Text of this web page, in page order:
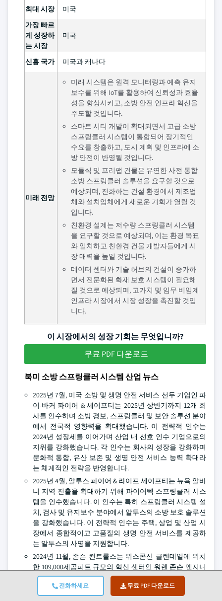
전화하세요 무료 PDF 다운로드
최대 시장
미국
가장 빠르
게 성장하
는 시장
미국
신흥 국가 미국과 캐나다
미래 전망
미래 시스템은 원격 모니터링과 예측 유지
보수를 위해 IoT를 활용하여 신뢰성과 효율
성을 향상시키고, 소방 안전 인프라 혁신을
주도할 것입니다.
스마트 시티 개발이 확대되면서 고급 소방
스프링클러 시스템이 통합되어 장기적인
수요를 창출하고, 도시 계획 및 인프라에 소
방 안전이 반영될 것입니다.
모듈식 및 프리팹 건물은 유연한 사전 통합
소방 스프링클러 솔루션을 요구할 것으로
예상되며, 진화하는 건설 환경에서 제조업
체와 설치업체에게 새로운 기회가 열릴 것
입니다.
친환경 설계는 저수량 스프링클러 시스템
을 요구할 것으로 예상되며, 이는 환경 목표
와 일치하고 친환경 건물 개발자들에게 시
장 매력을 높일 것입니다.
데이터 센터와 기술 허브의 건설이 증가하
면서 전문화된 화재 보호 시스템이 필요해
질 것으로 예상되며, 고가치 및 임무 비임계
인프라 시장에서 시장 성장을 촉진할 것입
니다.
이 시장에서의 성장 기회는 무엇입니까?
무료 PDF 다운로드
북미 소방 스프링클러 시스템 산업 뉴스
2025년 7월, 미국 소방 및 생명 안전 서비스 선두 기업인 파
이-바커 파이어 & 세이프티는 2025년 상반기까지 12개 회
사를 인수하며 소방 경보, 스프링클러 및 보안 솔루션 분야
에서 전국적 영향력을 확대했습니다. 이 전략적 인수는
2024년 성장세를 이어가며 산업 내 선호 인수 기업으로의
지위를 강화했습니다. 각 인수는 회사의 성장을 강화하며
문화적 통합, 유산 보존 및 생명 안전 서비스 능력 확대라
는 체계적인 전략을 반영합니다.
2025년 4월, 알투스 파이어 & 라이프 세이프티는 뉴욕 알바
니 지역 진출을 확대하기 위해 파이어텍 스프링클러 시스
템을 인수했습니다. 이 인수는 특히 스프링클러 시스템 설
치, 검사 및 유지보수 분야에서 알투스의 소방 보호 솔루션
을 강화했습니다. 이 전략적 인수는 주택, 상업 및 산업 시
장에서 종합적이고 고품질의 생명 안전 서비스를 제공하
는 알투스의 사명을 지원합니다.
2024년 11월, 존슨 컨트롤스는 위스콘신 글렌데일에 위치
한 109,000제곱피트 규모의 혁신 센터인 워렌 존슨 엔지니
어링 랩을 개소했습니다. 이 시설에는 스마트 빌딩 및 지속
가능한 기술에 집중하는 250명의 엔지니어가 근무하고 있
습니다. 이 시설은 오픈블루 디지털 스위트, 빌딩 자동화